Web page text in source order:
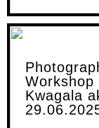
Workshop
Kwagala